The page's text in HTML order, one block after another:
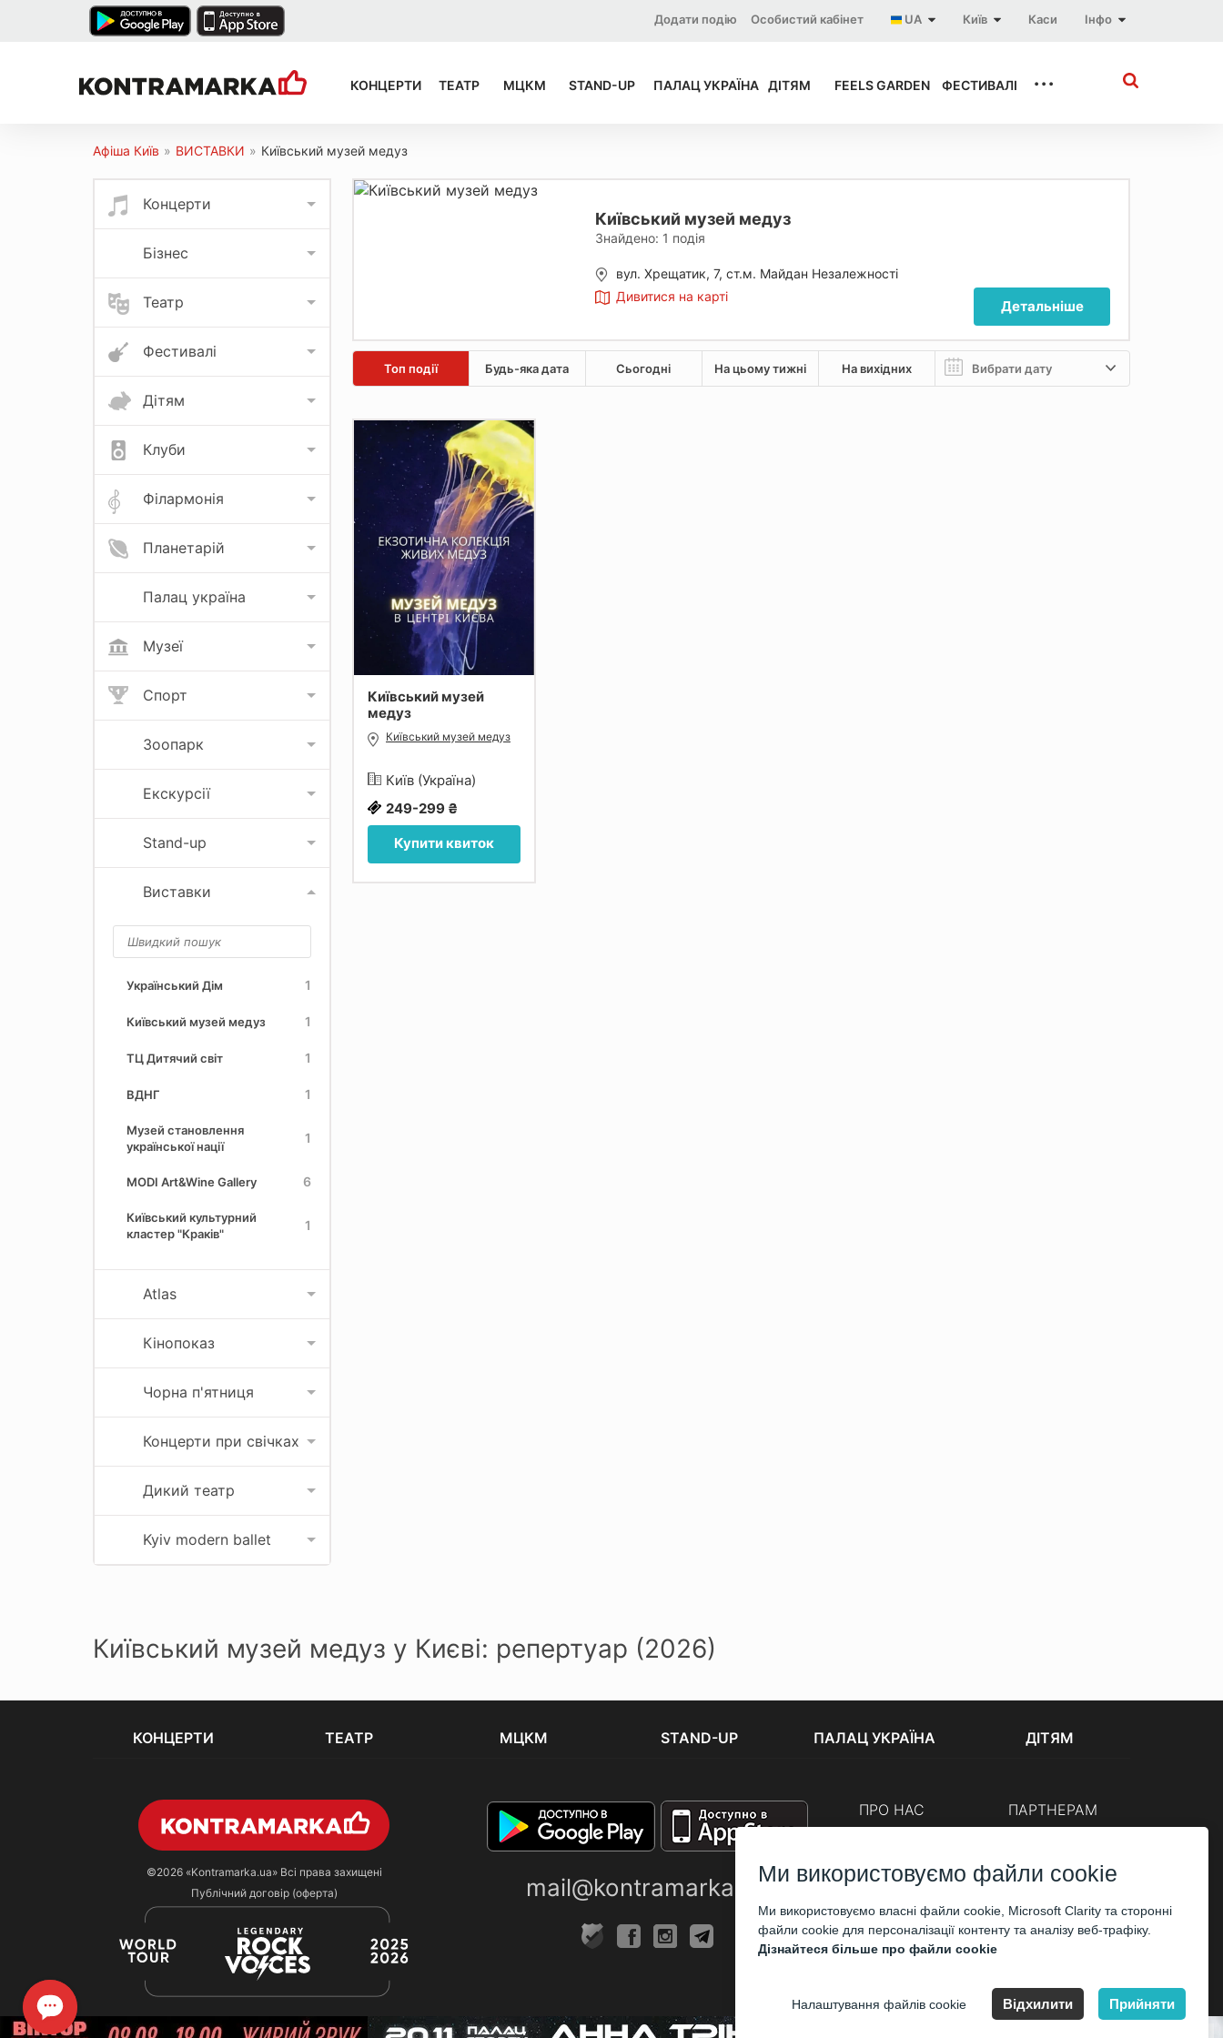
Інфо
Каси
Київ
UA
Особистий кабінет
Додати подію
КОНЦЕРТИ ТЕАТР МЦКМ STAND-UP ПАЛАЦ УКРАЇНА ДІТЯМ FEELS GARDEN ФЕСТИВАЛІ ...
Афіша Київ » ВИСТАВКИ » Київський музей медуз
Концерти
Бізнес
Театр
Фестивалі
Дітям
Клуби
Філармонія
Планетарій
Палац україна
Музеї
Спорт
Зоопарк
Екскурсії
Stand-up
Виставки
Український Дім 1
Київський музей медуз 1
ТЦ Дитячий світ 1
ВДНГ 1
Музей становлення
української нації
1
MODI Art&Wine Gallery 6
Київський культурний
кластер "Краків"
1
Atlas
Кінопоказ
Чорна п'ятниця
Концерти при свічках
Дикий театр
Kyiv modern ballet
Київський музей медуз
Знайдено: 1 подія
вул. Хрещатик, 7, ст.м. Майдан Незалежності
Дивитися на карті
Детальніше
Топ події Будь-яка дата Сьогодні На цьому тижні На вихідних
Київський музей
медуз
Київський музей медуз
Київ (Україна)
249-299 ₴
Купити квиток
Київський музей медуз у Києві: репертуар (2026)
КОНЦЕРТИ ТЕАТР МЦКМ STAND-UP ПАЛАЦ УКРАЇНА ДІТЯМ
©2026 «Kontramarka.ua»Всі права захищені
Публічний договір (оферта)
mail@kontramarka.ua
ПРО НАС ПАРТНЕРАМ
Корпоративним клієнтам
Ми використовуємо файли cookie
Ми використовуємо власні файли cookie, Microsoft Clarity та сторонні
файли cookie для персоналізації контенту та аналізу веб-трафіку.
Дізнайтеся більше про файли cookie
Налаштування файлів cookie Відхилити Прийняти